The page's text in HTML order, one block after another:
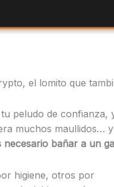
el lomito que
peludo de confianza,
muchos maullidos…
necesario bañar a un
higiene, otros por